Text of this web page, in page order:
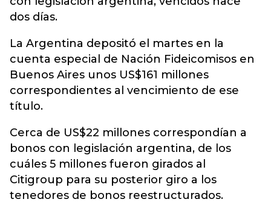
dos días.
La Argentina depositó el martes en la
cuenta especial de Nación Fideicomisos en
Buenos Aires unos US$161 millones
correspondientes al vencimiento de ese
título.
Cerca de US$22 millones correspondían a
bonos con legislación argentina, de los
cuáles 5 millones fueron girados al
Citigroup para su posterior giro a los
tenedores de bonos reestructurados.